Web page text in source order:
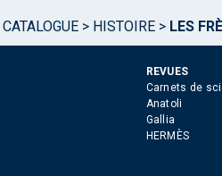
CATALOGUE > HISTOIRE > LES
REVUES
Carnets de
Anatoli
Gallia
HERMÈS